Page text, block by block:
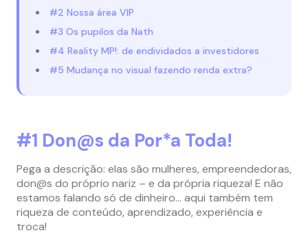
#2 Nossa área VIP
#3 Os pupilos da Nath
#4 Reality MP!: de endividados a investidores
#5 Mudança no visual fazendo renda extra?
#1 Don@s da Por*a Toda!
Pega a descrição: elas são mulheres, empreendedoras,
don@s do próprio nariz – e da própria riqueza! E não
estamos falando só de dinheiro… aqui também tem
riqueza de conteúdo, aprendizado, experiência e
troca!